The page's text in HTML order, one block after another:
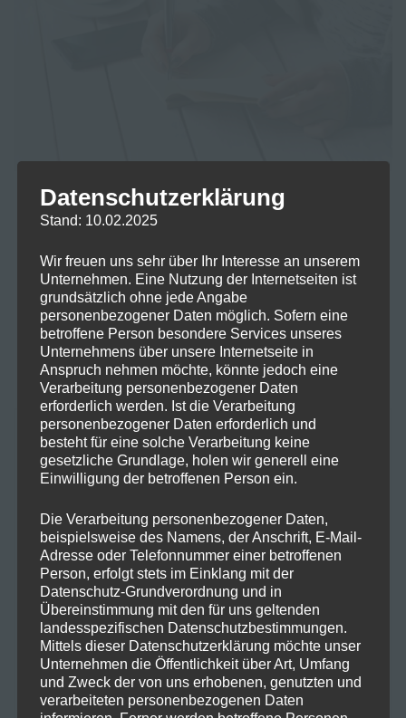
10 AUG.
FOKUS IM ALLTAG: MIT SWISSFX ZUR
OPTIMALEN KONZENTRATION
Das SwissFX PLUS: FOCUS Öl ist ein durchdachtes
Produkt, das speziell entwickelt wurde, um Deine
Konzentration und mentale Klarheit zu unterstützen.
Dieses 10%-ige CBD-Öl kombiniert die beruhigende
Wirkung von Melissenextrakt mit den positiven
Effekten von Vitamin D und hochwertigem, in der
Schweiz biologisch angebautem CBD. Die Formel:
Zielgruppe und Nutzen Dieses Öl richtet sich an […]
SCHREIBE EINEN
KOMMENTAR
Deine E-Mail-Adresse wird nicht
veröffentlicht. Erforderliche Felder sind
mit*markiert
Datenschutzerklärung
Stand: 10.02.2025
Wir freuen uns sehr über Ihr Interesse an unserem
Unternehmen. Eine Nutzung der Internetseiten ist
grundsätzlich ohne jede Angabe
personenbezogener Daten möglich. Sofern eine
betroffene Person besondere Services unseres
Unternehmens über unsere Internetseite in
Anspruch nehmen möchte, könnte jedoch eine
Verarbeitung personenbezogener Daten
erforderlich werden. Ist die Verarbeitung
personenbezogener Daten erforderlich und
besteht für eine solche Verarbeitung keine
gesetzliche Grundlage, holen wir generell eine
Einwilligung der betroffenen Person ein.
Die Verarbeitung personenbezogener Daten,
beispielsweise des Namens, der Anschrift, E-Mail-
Adresse oder Telefonnummer einer betroffenen
Person, erfolgt stets im Einklang mit der
Datenschutz-Grundverordnung und in
Übereinstimmung mit den für uns geltenden
landesspezifischen Datenschutzbestimmungen.
Mittels dieser Datenschutzerklärung möchte unser
Unternehmen die Öffentlichkeit über Art, Umfang
und Zweck der von uns erhobenen, genutzten und
verarbeiteten personenbezogenen Daten